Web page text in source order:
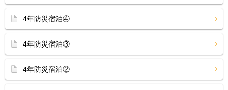
4年防災宿泊④
4年防災宿泊③
4年防災宿泊②